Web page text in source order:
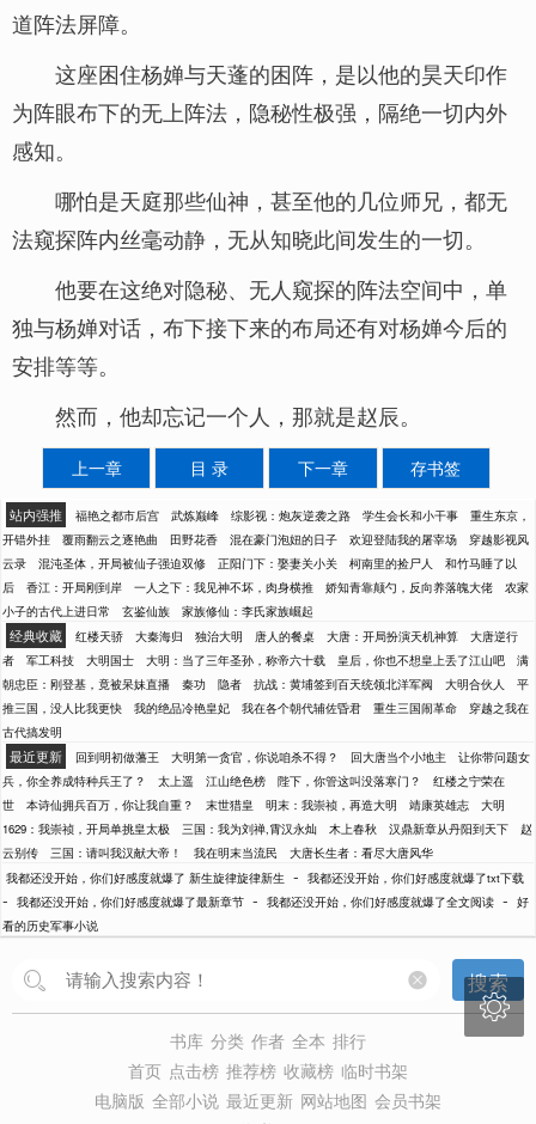
道阵法屏障。
这座困住杨婵与天蓬的困阵，是以他的昊天印作
为阵眼布下的无上阵法，隐秘性极强，隔绝一切内外
感知。
哪怕是天庭那些仙神，甚至他的几位师兄，都无
法窥探阵内丝毫动静，无从知晓此间发生的一切。
他要在这绝对隐秘、无人窥探的阵法空间中，单
独与杨婵对话，布下接下来的布局还有对杨婵今后的
安排等等。
然而，他却忘记一个人，那就是赵辰。
上一章 目 录 下一章 存书签
站内强推 福艳之都市后宫 武炼巅峰 综影视：炮灰逆袭之路 学生会长和小干事
重生东京，
开错外挂
覆雨翻云之逐艳曲 田野花香 混在豪门泡妞的日子 欢迎登陆我的屠宰场
穿越影视风
云录
混沌圣体，开局被仙子强迫双修 正阳门下：娶妻关小关 柯南里的捡尸人
和竹马睡了以
后
香江：开局刚到岸 一人之下：我见神不坏，肉身横推 娇知青靠颠勺，反向养落魄大佬
农家
小子的古代上进日常
玄鉴仙族 家族修仙：李氏家族崛起
经典收藏 红楼天骄 大秦海归 独治大明 唐人的餐桌 大唐：开局扮演天机神算
大唐逆行
者
军工科技 大明国士 大明：当了三年圣孙，称帝六十载 皇后，你也不想皇上丢了江山吧
满
朝忠臣：刚登基，竟被呆妹直播
秦功 隐者 抗战：黄埔签到百天统领北洋军阀 大明合伙人
平
推三国，没人比我更快
我的绝品冷艳皇妃 我在各个朝代辅佐昏君 重生三国闹革命
穿越之我在
古代搞发明
最近更新 回到明初做藩王 大明第一贪官，你说咱杀不得？ 回大唐当个小地主
让你带问题女
兵，你全养成特种兵王了？
太上遥 江山绝色榜 陛下，你管这叫没落寒门？
红楼之宁荣在
世
本诗仙拥兵百万，你让我自重？ 末世猎皇 明末：我崇祯，再造大明 靖康英雄志
大明
1629：我崇祯，开局单挑皇太极
三国：我为刘禅,霄汉永灿 木上春秋 汉鼎新章从丹阳到天下
赵
云别传
三国：请叫我汉献大帝！ 我在明末当流民
大唐长生者：看尽大唐风华
我都还没开始，你们好感度就爆了 新生旋律旋律新生 - 我都还没开始，你们好感度就爆了txt下载
- 我都还没开始，你们好感度就爆了最新章节 - 我都还没开始，你们好感度就爆了全文阅读 - 好
看的历史军事小说
搜索
书库 分类 作者 全本 排行
首页 点击榜 推荐榜 收藏榜 临时书架
电脑版 全部小说 最近更新 网站地图 会员书架
